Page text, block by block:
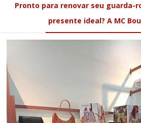
Pronto para renovar seu guarda-
presente ideal? A MC